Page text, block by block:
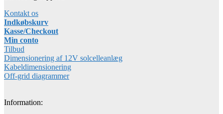
Kontakt os
Indkøbskurv
Kasse/Checkout
Min conto
Tilbud
Dimensionering af 12V solcelleanlæg
Kabeldimensionering
Off-grid diagrammer
Information: